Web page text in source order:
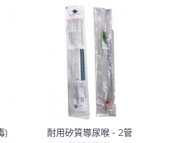
)
耐用矽質導尿喉 - 2管